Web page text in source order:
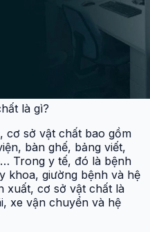
là gì?
cơ sở vật chất bao gồm
bàn ghế, bảng viết,
Trong y tế, đó là bệnh
khoa, giường bệnh và hệ
xuất, cơ sở vật chất là
xe vận chuyển và hệ